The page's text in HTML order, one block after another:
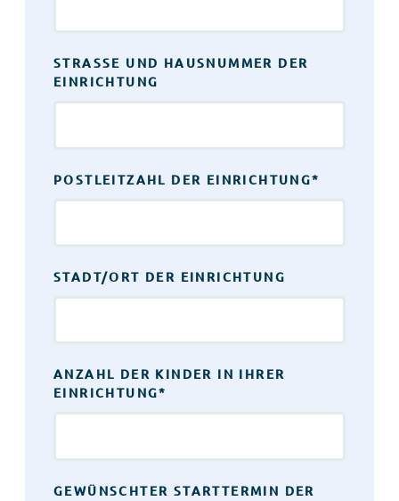
STRASSE UND HAUSNUMMER DER E
INRICHTUNG
POSTLEITZAHL DER EINRICHTUNG*
STADT/ORT DER EINRICHTUNG
ANZAHL DER KINDER IN IHRER
EINRICHTUNG*
GEWÜNSCHTER STARTTERMIN DER